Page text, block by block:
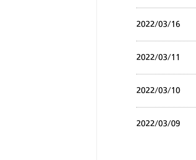
2022/03/16
2022/03/11
2022/03/10
2022/03/09